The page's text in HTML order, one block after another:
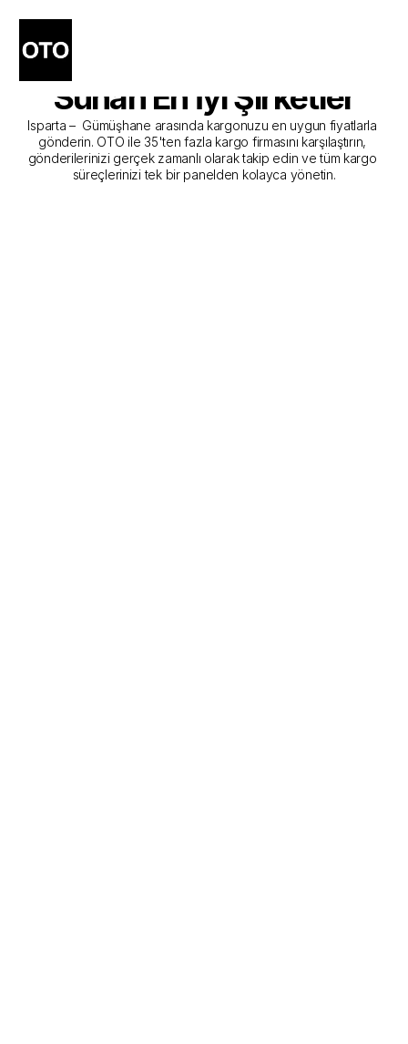
Isparta - Gümüşhane
Kargo Gönderim Hizmeti
Sunan En İyi Şirketler
Isparta –  Gümüşhane arasında kargonuzu en uygun fiyatlarla
gönderin. OTO ile 35'ten fazla kargo firmasını karşılaştırın,
gönderilerinizi gerçek zamanlı olarak takip edin ve tüm kargo
süreçlerinizi tek bir panelden kolayca yönetin.